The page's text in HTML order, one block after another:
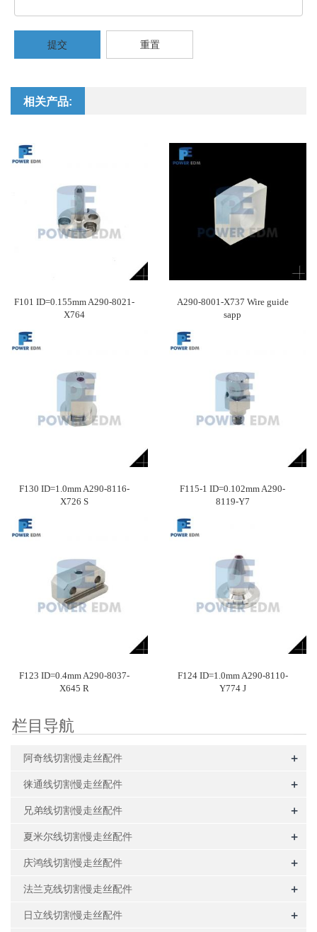
提交 重置
相关产品:
F101 ID=0.155mm A290-8021-
X764
A290-8001-X737 Wire guide
sapp
F130 ID=1.0mm A290-8116-
X726 S
F115-1 ID=0.102mm A290-
8119-Y7
F123 ID=0.4mm A290-8037-
X645 R
F124 ID=1.0mm A290-8110-
Y774 J
栏目导航
阿奇线切割慢走丝配件 +
徕通线切割慢走丝配件 +
兄弟线切割慢走丝配件 +
夏米尔线切割慢走丝配件 +
庆鸿线切割慢走丝配件 +
法兰克线切割慢走丝配件 +
日立线切割慢走丝配件 +